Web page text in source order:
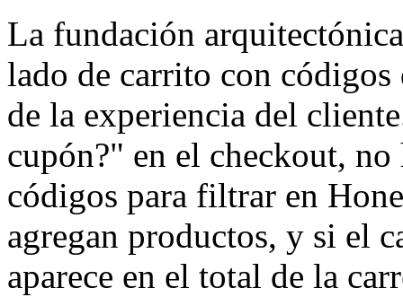
La fundación
lado de carrito con
de la experiencia del
cupón?" en el checkout,
códigos para filtrar en
agregan productos, y si el
aparece en el total de la